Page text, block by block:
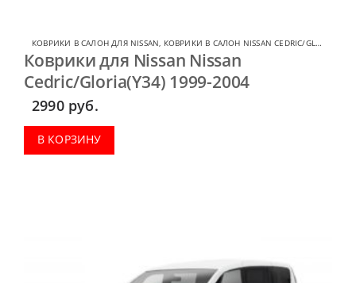
КОВРИКИ В САЛОН ДЛЯ NISSAN, КОВРИКИ В САЛОН NISSAN CEDRIC/GLORIA
Коврики для Nissan Nissan
Cedric/Gloria(Y34) 1999-2004
2990 руб.
В КОРЗИНУ